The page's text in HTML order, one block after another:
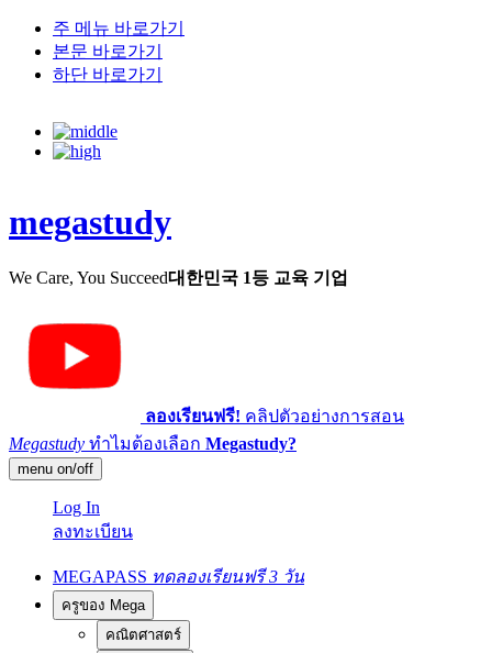
주 메뉴 바로가기
본문 바로가기
하단 바로가기
megastudy
We Care, You Succeed대한민국 1등 교육 기업
ลองเรียนฟรี! คลิปตัวอย่างการสอน
Megastudy ทำไมต้องเลือก Megastudy?
menu on/off
Log In
ลงทะเบียน
MEGAPASS ทดลองเรียนฟรี 3 วัน
ครูของ Mega
คณิตศาสตร์